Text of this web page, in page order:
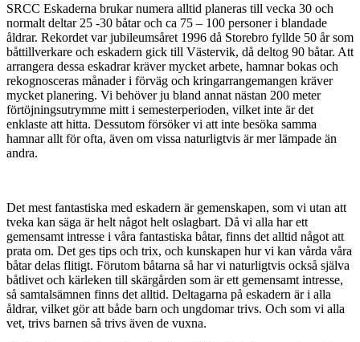
SRCC Eskaderna brukar numera alltid planeras till vecka 30 och
normalt deltar 25 -30 båtar och ca 75 – 100 personer i blandade
åldrar. Rekordet var jubileumsåret 1996 då Storebro fyllde 50 år som
båttillverkare och eskadern gick till Västervik, då deltog 90 båtar. Att
arrangera dessa eskadrar kräver mycket arbete, hamnar bokas och
rekognosceras månader i förväg och kringarrangemangen kräver
mycket planering. Vi behöver ju bland annat nästan 200 meter
förtöjningsutrymme mitt i semesterperioden, vilket inte är det
enklaste att hitta. Dessutom försöker vi att inte besöka samma
hamnar allt för ofta, även om vissa naturligtvis är mer lämpade än
andra.
Det mest fantastiska med eskadern är gemenskapen, som vi utan att
tveka kan säga är helt något helt oslagbart. Då vi alla har ett
gemensamt intresse i våra fantastiska båtar, finns det alltid något att
prata om. Det ges tips och trix, och kunskapen hur vi kan vårda våra
båtar delas flitigt. Förutom båtarna så har vi naturligtvis också själva
båtlivet och kärleken till skärgården som är ett gemensamt intresse,
så samtalsämnen finns det alltid. Deltagarna på eskadern är i alla
åldrar, vilket gör att både barn och ungdomar trivs. Och som vi alla
vet, trivs barnen så trivs även de vuxna.